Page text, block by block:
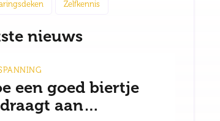
Zelfkennis
nieuws
een goed biertje
aan